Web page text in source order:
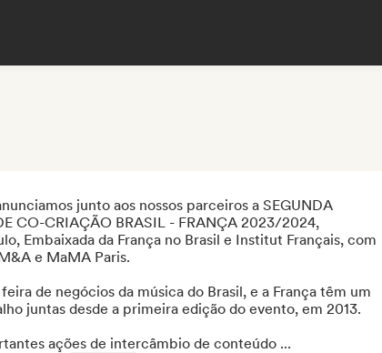
junto aos nossos parceiros a SEGUNDA
CO-CRIAÇÃO BRASIL - FRANÇA 2023/2024,
Embaixada da França no Brasil e Institut Français, com
e MaMA Paris.
de negócios da música do Brasil, e a França têm um
juntas desde a primeira edição do evento, em 2013.
ações de intercâmbio de conteúdo ...